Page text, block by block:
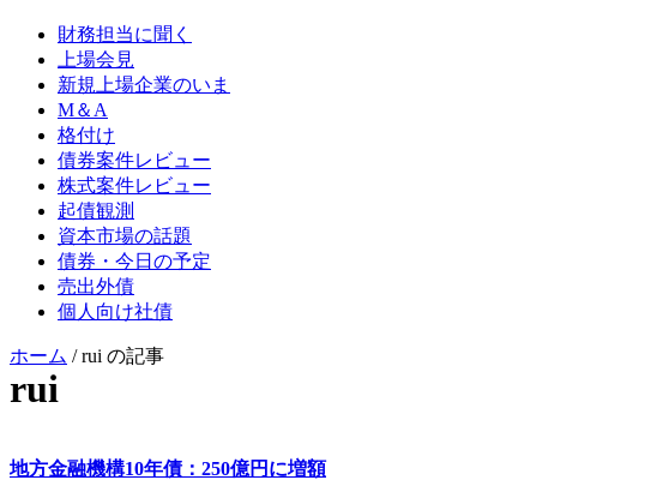
財務担当に聞く
上場会見
新規上場企業のいま
M＆A
格付け
債券案件レビュー
株式案件レビュー
起債観測
資本市場の話題
債券・今日の予定
売出外債
個人向け社債
ホーム /rui の記事
rui
地方金融機構10年債：250億円に増額